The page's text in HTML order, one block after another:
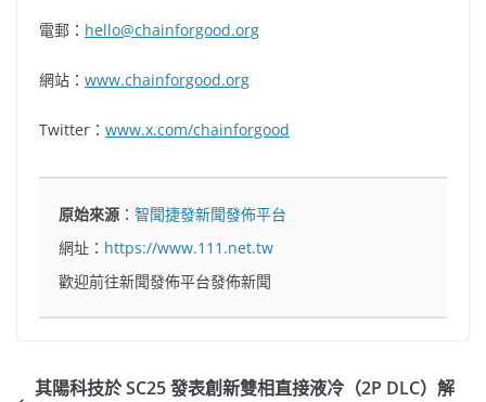
電郵： hello@chainforgood.org
網站： www.chainforgood.org
Twitter： www.x.com/chainforgood
原始來源 ：智聞捷發新聞發佈平台
網址： https://www.111.net.tw
歡迎前往新聞發佈平台發佈新聞
其陽科技於 SC25 發表創新雙相直接液冷（2P DLC）解